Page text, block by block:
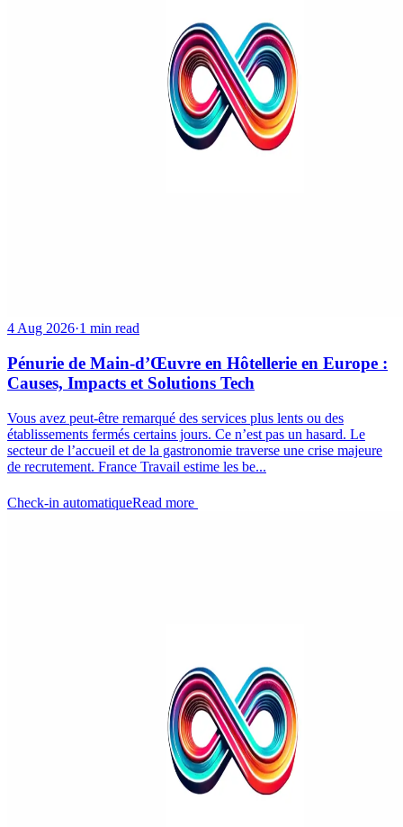
4 Aug 2026·1 min read
Pénurie de Main-d’Œuvre en Hôtellerie en Europe :
Causes, Impacts et Solutions Tech
Vous avez peut-être remarqué des services plus lents ou des
établissements fermés certains jours. Ce n’est pas un hasard. Le
secteur de l’accueil et de la gastronomie traverse une crise majeure
de recrutement. France Travail estime les be...
Check-in automatiqueRead more